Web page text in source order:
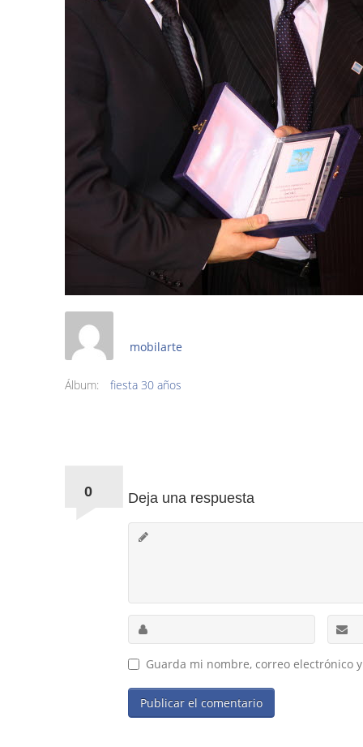
mobilarte
Álbum: fiesta 30 años
0
Deja una respuesta
Guarda mi nombre, correo electrónico